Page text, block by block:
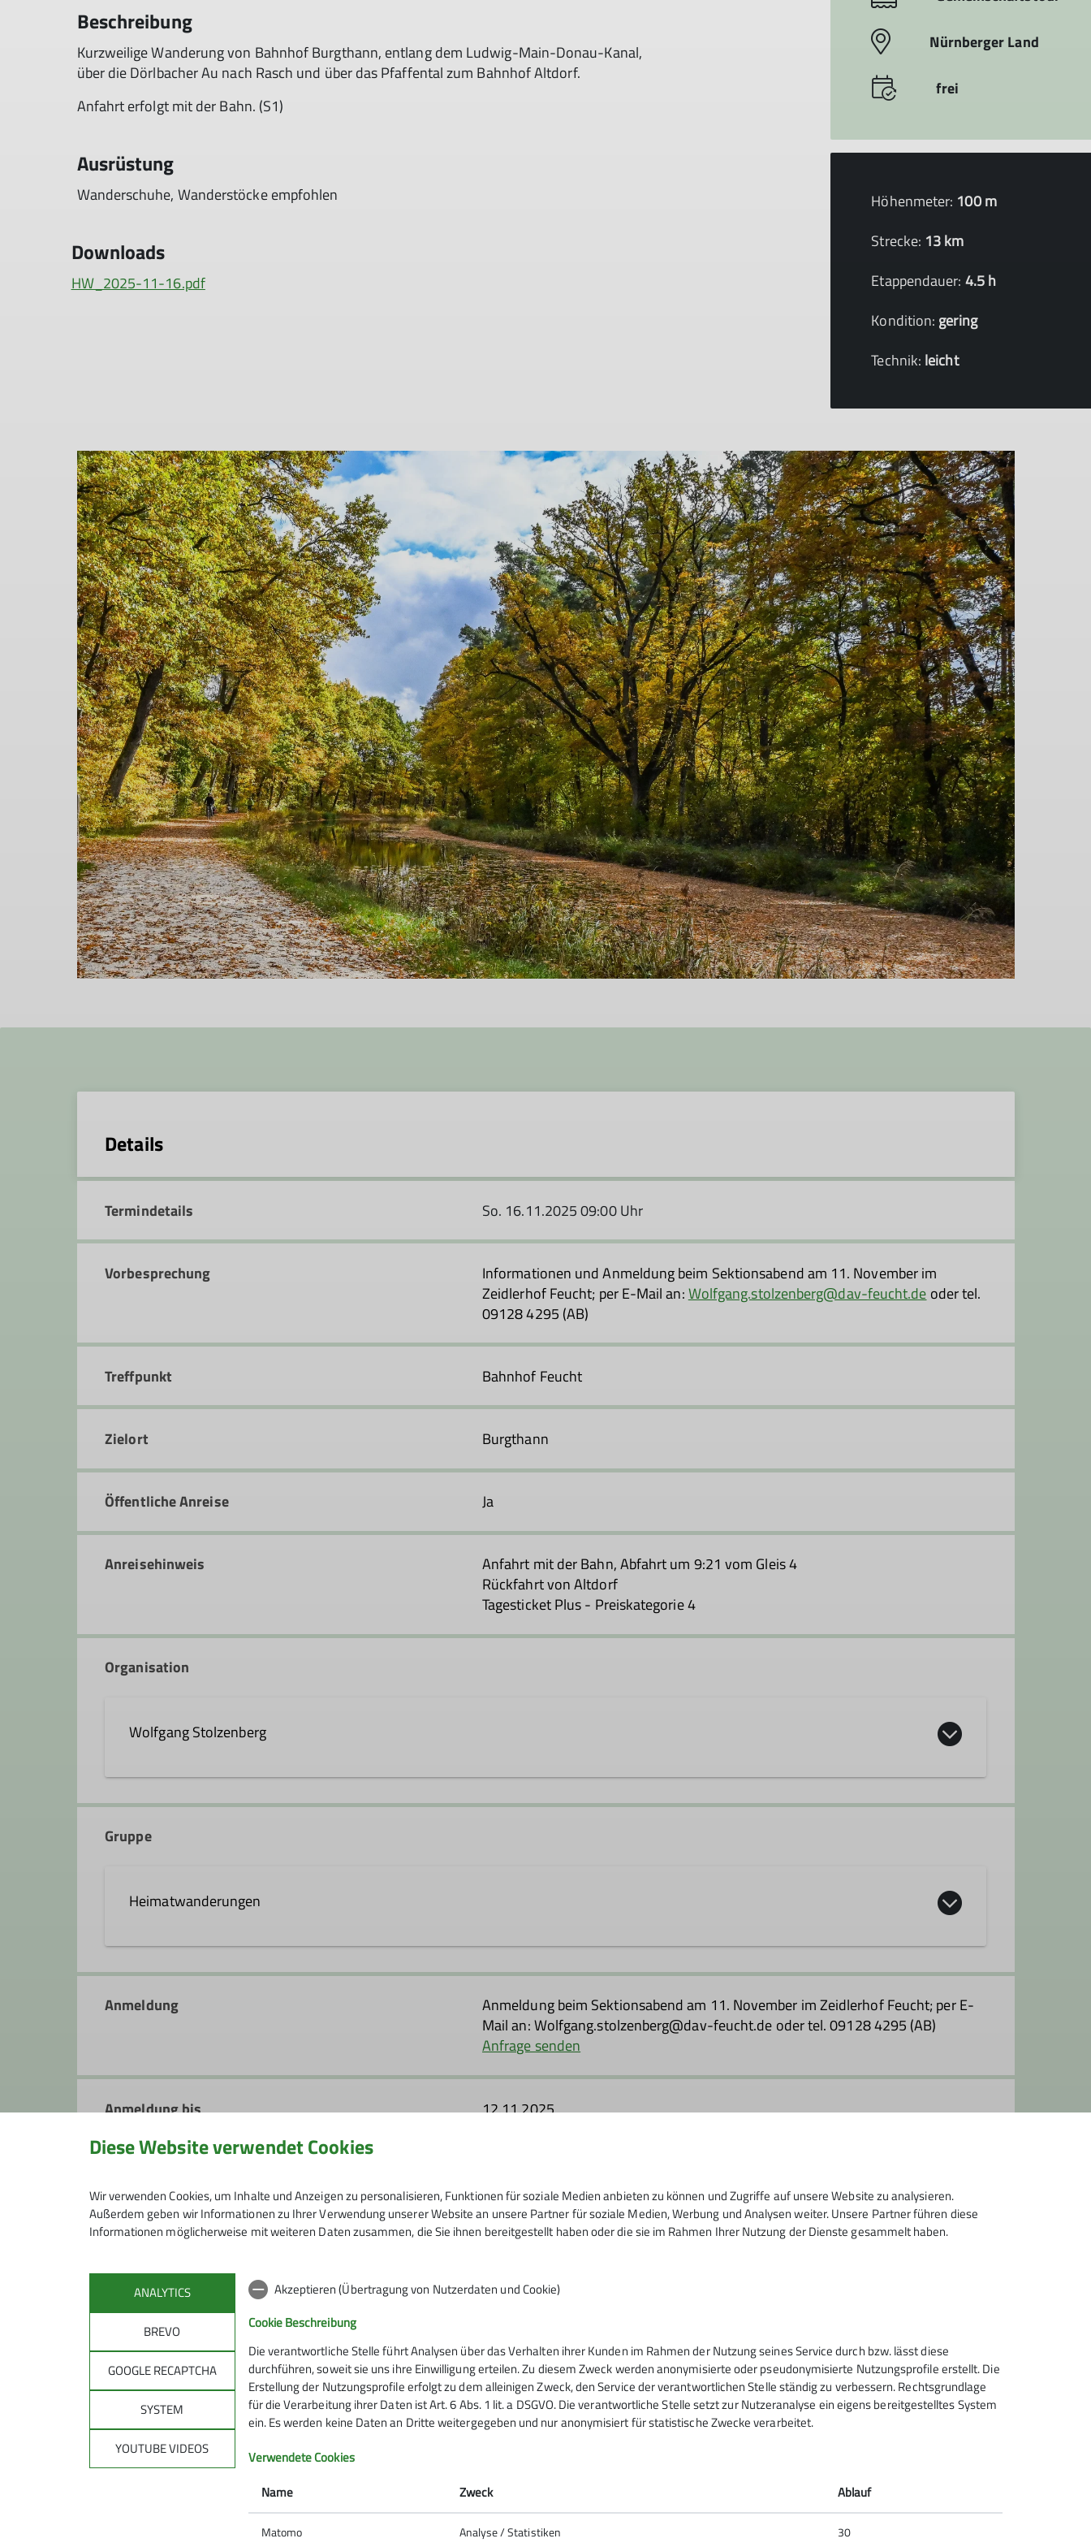
Beschreibung
Kurzweilige Wanderung von Bahnhof Burgthann, entlang dem Ludwig-Main-Donau-Kanal,
über die Dörlbacher Au nach Rasch und über das Pfaffental zum Bahnhof Altdorf.
Anfahrt erfolgt mit der Bahn. (S1)
Ausrüstung
Wanderschuhe, Wanderstöcke empfohlen
Downloads
HW_2025-11-16.pdf
Nürnberger Land
frei
Höhenmeter: 100 m
Strecke: 13 km
Etappendauer: 4.5 h
Kondition: gering
Technik: leicht
Details
Termindetails So. 16.11.2025 09:00 Uhr
Vorbesprechung
Informationen und Anmeldung beim Sektionsabend am 11. November im
Zeidlerhof Feucht; per E-Mail an:Wolfgang.stolzenberg@dav-feucht.de oder tel.
09128 4295 (AB)
Treffpunkt Bahnhof Feucht
Zielort Burgthann
Öffentliche Anreise Ja
Anreisehinweis
Anfahrt mit der Bahn, Abfahrt um 9:21 vom Gleis 4
Rückfahrt von Altdorf
Tagesticket Plus - Preiskategorie 4
Organisation
Wolfgang Stolzenberg
Kletterbetreuer*in Breitensport
Gruppe
Heimatwanderungen
Gelegenheit, auch andere Gebiete kennenzulernen.
Informationen zu den Wanderungen erfahrt ihr auch an den Sektionsabenden. Jeweils am 2. Dienstag im Monat.
Den Jahreswechsel feiern wir gemeinsam mit einer Silvesterwanderung, die dann traditionell im DAV-Kletterzentrum in Feucht bei
Kontakt aufnehmen
Anmeldung
Anmeldung beim Sektionsabend am 11. November im Zeidlerhof Feucht; per E-
Mail an: Wolfgang.stolzenberg@dav-feucht.de oder tel. 09128 4295 (AB)
Anfrage senden
Anmeldung bis 12.11.2025
Sektion
DAV-Kletterzentrum Feucht
Mitgliedschaft
Newsletter
Mitteilungsheft
Gruppen
Bike-Gruppen
Jugend
Familiengruppe
Sektion Feucht des Deutschen
Alpenvereins e.V.
Schulstraße 28
90537 Feucht
Kontakt
Diese Website verwendet Cookies
Wir verwenden Cookies, um Inhalte und Anzeigen zu personalisieren, Funktionen für soziale Medien anbieten zu können und Zugriffe auf unsere Website zu analysieren.
Außerdem geben wir Informationen zu Ihrer Verwendung unserer Website an unsere Partner für soziale Medien, Werbung und Analysen weiter. Unsere Partner führen diese
Informationen möglicherweise mit weiteren Daten zusammen, die Sie ihnen bereitgestellt haben oder die sie im Rahmen Ihrer Nutzung der Dienste gesammelt haben.
ANALYTICS
BREVO
GOOGLE RECAPTCHA
SYSTEM
YOUTUBE VIDEOS
Akzeptieren (Übertragung von Nutzerdaten und Cookie)
Cookie Beschreibung
Die verantwortliche Stelle führt Analysen über das Verhalten ihrer Kunden im Rahmen der Nutzung seines Service durch bzw. lässt diese
durchführen, soweit sie uns ihre Einwilligung erteilen. Zu diesem Zweck werden anonymisierte oder pseudonymisierte Nutzungsprofile erstellt. Die
Erstellung der Nutzungsprofile erfolgt zu dem alleinigen Zweck, den Service der verantwortlichen Stelle ständig zu verbessern. Rechtsgrundlage
für die Verarbeitung ihrer Daten ist Art. 6 Abs. 1 lit. a DSGVO. Die verantwortliche Stelle setzt zur Nutzeranalyse ein eigens bereitgestelltes System
ein. Es werden keine Daten an Dritte weitergegeben und nur anonymisiert für statistische Zwecke verarbeitet.
Verwendete Cookies
Name
Zweck Ablauf
Matomo Analyse / Statistiken 30